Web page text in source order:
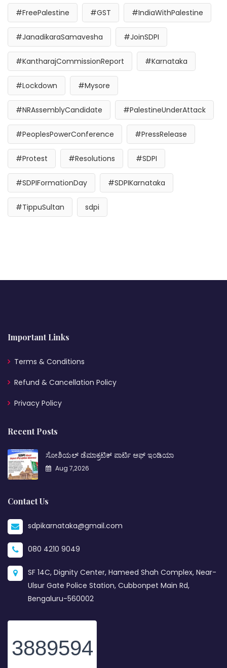
#FreePalestine #GST #IndiaWithPalestine
#JanadikaraSamavesha #JoinSDPI
#KantharajCommissionReport #Karnataka
#Lockdown #Mysore
#NRAssemblyCandidate #PalestineUnderAttack
#PeoplesPowerConference #PressRelease
#Protest #Resolutions #SDPI
#SDPIFormationDay #SDPIKarnataka
#TippuSultan sdpi
Important Links
Terms & Conditions
Refund & Cancellation Policy
Privacy Policy
Recent Posts
ಸೋಶಿಯಲ್ ಡೆಮಾಕ್ರಟಿಕ್ ಪಾರ್ಟಿ ಆಫ್ ಇಂಡಿಯಾ
Aug 7,2026
Contact Us
sdpikarnataka@gmail.com
080 4210 9049
SF 14C, Dignity Center, Hameed Shah Complex, Near-
Ulsur Gate Police Station, Cubbonpet Main Rd,
Bengaluru-560002
3889594